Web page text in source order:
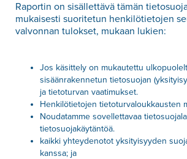
Raportin on sisällettävä tämän
mukaisesti suoritetun henkilötietojen
valvonnan tulokset, mukaan lukien:
Jos käsittely on mukautettu
sisäänrakennetun tietosuojan
ja tietoturvan vaatimukset.
Henkilötietojen tietoturvaloukkausten
Noudatamme sovellettavaa
tietosuojakäytäntöä.
kaikki yhteydenotot yksityisyyden
kanssa; ja